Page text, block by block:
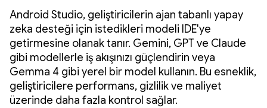
Android Studio, geliştiricilerin ajan tabanlı yapay
zeka desteği için istedikleri modeli IDE'ye
getirmesine olanak tanır. Gemini, GPT ve Claude
gibi modellerle iş akışınızı güçlendirin veya
Gemma 4 gibi yerel bir model kullanın. Bu esneklik,
geliştiricilere performans, gizlilik ve maliyet
üzerinde daha fazla kontrol sağlar.